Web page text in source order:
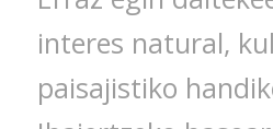
interes natural,
paisajistiko